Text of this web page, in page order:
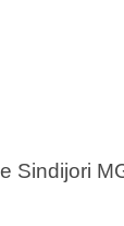
Sindijori